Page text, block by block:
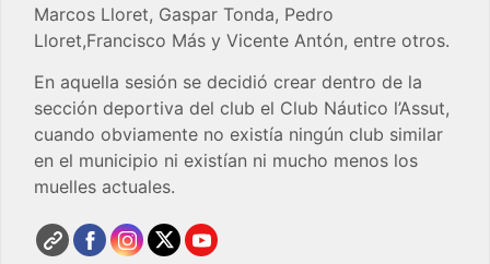
Marcos Lloret, Gaspar Tonda, Pedro
Lloret,Francisco Más y Vicente Antón, entre otros.
En aquella sesión se decidió crear dentro de la
sección deportiva del club el Club Náutico l’Assut,
cuando obviamente no existía ningún club similar
en el municipio ni existían ni mucho menos los
muelles actuales.